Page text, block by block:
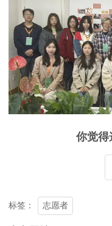
你觉得
标签： 志愿者